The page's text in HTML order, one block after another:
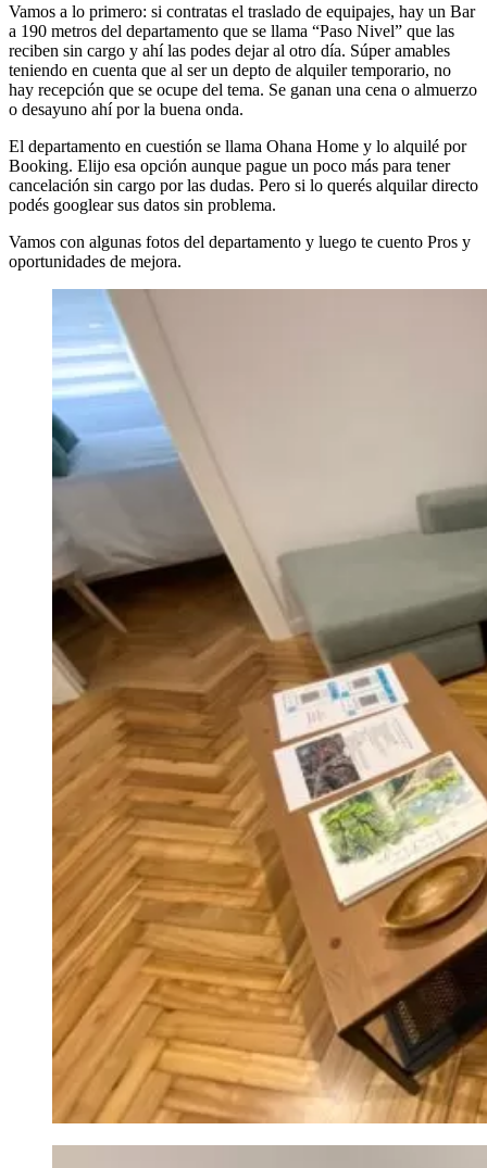
Vamos a lo primero: si contratas el traslado de equipajes, hay un Bar
a 190 metros del departamento que se llama “Paso Nivel” que las
reciben sin cargo y ahí las podes dejar al otro día. Súper amables
teniendo en cuenta que al ser un depto de alquiler temporario, no
hay recepción que se ocupe del tema. Se ganan una cena o almuerzo
o desayuno ahí por la buena onda.
El departamento en cuestión se llama Ohana Home y lo alquilé por
Booking. Elijo esa opción aunque pague un poco más para tener
cancelación sin cargo por las dudas. Pero si lo querés alquilar directo
podés googlear sus datos sin problema.
Vamos con algunas fotos del departamento y luego te cuento Pros y
oportunidades de mejora.